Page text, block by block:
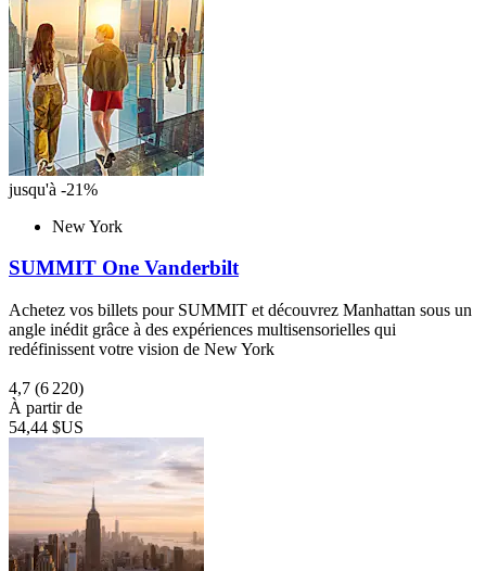
jusqu'à -21%
New York
SUMMIT One Vanderbilt
Achetez vos billets pour SUMMIT et découvrez Manhattan sous un
angle inédit grâce à des expériences multisensorielles qui
redéfinissent votre vision de New York
4,7 (6 220)
À partir de
54,44 $US